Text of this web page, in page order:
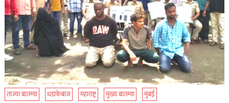
ताज्या बातम्या धडाकेबाज महाराष्ट्र मुख्य बातम्या मुंबई